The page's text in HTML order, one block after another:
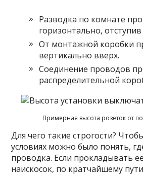
Разводка по комнате
горизонтально,
От монтажной коробки
вертикально вверх.
Соединение проводов
распределительной
Примерная высота розеток от
Для чего такие строгости?
условиях можно было понять,
проводка. Если прокладывать
наискосок, по кратчайшему